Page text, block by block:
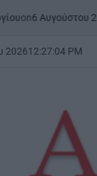
6 Αυγούστου 2026
202612:27:04 PM